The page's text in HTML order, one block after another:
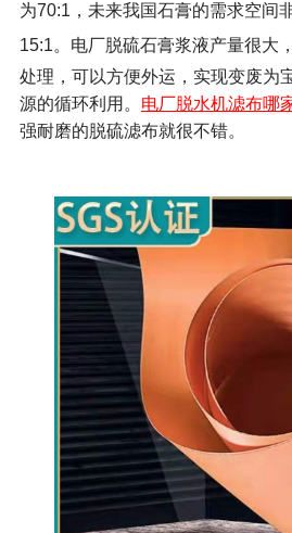
为70:1，未来我国石膏的需求空间
15:1。 电厂脱硫石膏浆液产量很大
处理，可以方便外运，实现变废为
源的循环利用。 电厂脱水机滤布哪
强耐磨的脱硫滤布就很不错。